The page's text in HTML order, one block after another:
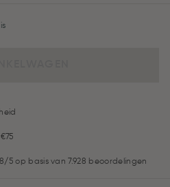
5 op basis van 7.928 beoordelingen